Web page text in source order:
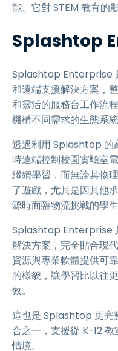
能、它對 STEM 教育的
Splashtop
Splashtop Enterprise
和遠端支援解決方案，
和靈活的服務台工作流
機構不同需求的生態系統
透過利用 Splashtop 的
時遠端控制校園實驗室
繼續學習，而無論其物
了遊戲，尤其是因其他
源時面臨物流挑戰的學生
Splashtop Enterprise
解決方案，完全貼合現
資源與專業軟體提供可
的樣貌，讓學習比以往
效。
這也是 Splashtop 更完
合之一，支援從 K-12
情境。